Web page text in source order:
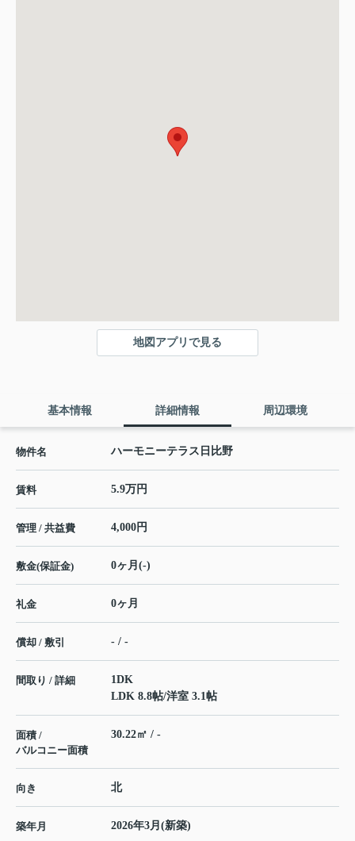
地図アプリで見る
基本情報 詳細情報 周辺環境
物件名 ハーモニーテラス日比野
賃料 5.9万円
管理 / 共益費 4,000円
敷金(保証金) 0ヶ月(-)
礼金 0ヶ月
償却 / 敷引 - / -
間取り / 詳細
1DK
LDK 8.8帖/洋室 3.1帖
面積 /
バルコニー面積
30.22㎡ / -
向き 北
築年月 2026年3月(新築)